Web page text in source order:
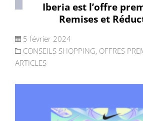
Iberia est l’offre
Remises et
5 février 2024
CONSEILS SHOPPING, OFFRES
ARTICLES